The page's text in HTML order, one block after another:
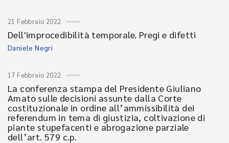
21 Febbraio 2022
Dell'improcedibilità temporale. Pregi e difetti
Daniele Negri
17 Febbraio 2022
La conferenza stampa del Presidente Giuliano
Amato sulle decisioni assunte dalla Corte
costituzionale in ordine all’ammissibilità dei
referendum in tema di giustizia, coltivazione di
piante stupefacenti e abrogazione parziale
dell’art. 579 c.p.